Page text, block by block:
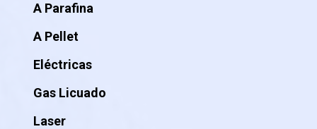
A Parafina
A Pellet
Eléctricas
Gas Licuado
Laser